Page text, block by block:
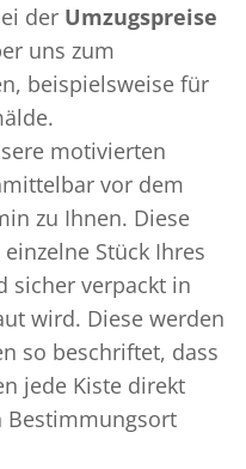
der Umzugspreise
uns zum
beispielsweise für
motivierten
vor dem
zu Ihnen. Diese
Stück Ihres
sicher verpackt in
wird. Diese werden
so beschriftet, dass
jede Kiste direkt
Bestimmungsort